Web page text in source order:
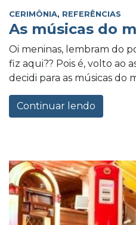
CERIMÔNIA, REFERÊNCIAS
As músicas do
Oi meninas, lembram do
fiz aqui?? Pois é, volto ao
decidi para as músicas do
Continuar lendo